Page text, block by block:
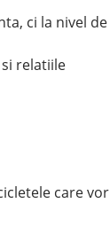
ci la nivel de
relatiile
care vor